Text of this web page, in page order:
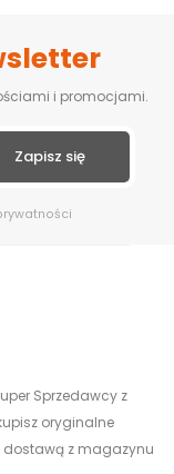
i promocjami.
Sprzedawcy z
oryginalne
dostawą z magazynu